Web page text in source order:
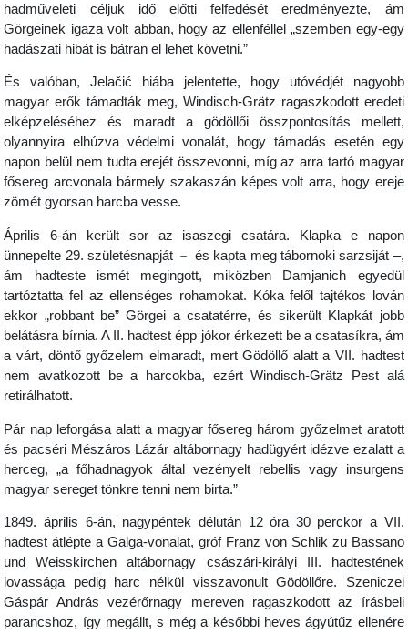
hadműveleti céljuk idő előtti felfedését eredményezte, ám
Görgeinek igaza volt abban, hogy az ellenféllel „szemben egy-egy
hadászati hibát is bátran el lehet követni.”
És valóban, Jelačić hiába jelentette, hogy utóvédjét nagyobb
magyar erők támadták meg, Windisch-Grätz ragaszkodott eredeti
elképzeléséhez és maradt a gödöllői összpontosítás mellett,
olyannyira elhúzva védelmi vonalát, hogy támadás esetén egy
napon belül nem tudta erejét összevonni, míg az arra tartó magyar
fősereg arcvonala bármely szakaszán képes volt arra, hogy ereje
zömét gyorsan harcba vesse.
Április 6-án került sor az isaszegi csatára. Klapka e napon
ünnepelte 29. születésnapját － és kapta meg tábornoki sarzsiját –,
ám hadteste ismét megingott, miközben Damjanich egyedül
tartóztatta fel az ellenséges rohamokat. Kóka felől tajtékos lován
ekkor „robbant be” Görgei a csatatérre, és sikerült Klapkát jobb
belátásra bírnia. A II. hadtest épp jókor érkezett be a csatasíkra, ám
a várt, döntő győzelem elmaradt, mert Gödöllő alatt a VII. hadtest
nem avatkozott be a harcokba, ezért Windisch-Grätz Pest alá
retirálhatott.
Pár nap leforgása alatt a magyar fősereg három győzelmet aratott
és pacséri Mészáros Lázár altábornagy hadügyért idézve ezalatt a
herceg, „a főhadnagyok által vezényelt rebellis vagy insurgens
magyar sereget tönkre tenni nem birta.”
1849. április 6-án, nagypéntek délután 12 óra 30 perckor a VII.
hadtest átlépte a Galga-vonalat, gróf Franz von Schlik zu Bassano
und Weisskirchen altábornagy császári-királyi III. hadtestének
lovassága pedig harc nélkül visszavonult Gödöllőre. Szeniczei
Gáspár András vezérőrnagy mereven ragaszkodott az írásbeli
parancshoz, így megállt, s még a későbbi heves ágyútűz ellenére